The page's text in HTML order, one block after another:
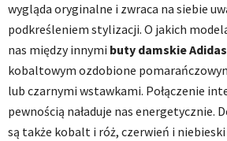
wygląda oryginalne i zwraca na siebie
podkreśleniem stylizacji. O jakich
nas między innymi buty damskie Adidas
kobaltowym ozdobione
lub czarnymi wstawkami. Połączenie
pewnością naładuje nas energetycznie.
są także kobalt i róż, czerwień i